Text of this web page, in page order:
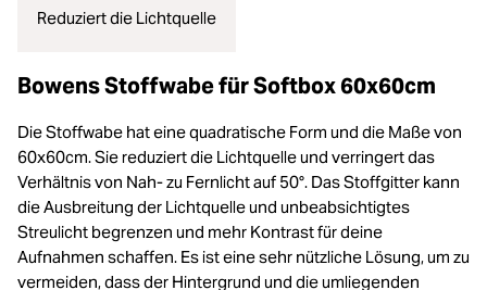
Reduziert die Lichtquelle
Bowens Stoffwabe für Softbox 60x60cm
Die Stoffwabe hat eine quadratische Form und die Maße von
60x60cm. Sie reduziert die Lichtquelle und verringert das
Verhältnis von Nah- zu Fernlicht auf 50°. Das Stoffgitter kann
die Ausbreitung der Lichtquelle und unbeabsichtigtes
Streulicht begrenzen und mehr Kontrast für deine
Aufnahmen schaffen. Es ist eine sehr nützliche Lösung, um zu
vermeiden, dass der Hintergrund und die umliegenden